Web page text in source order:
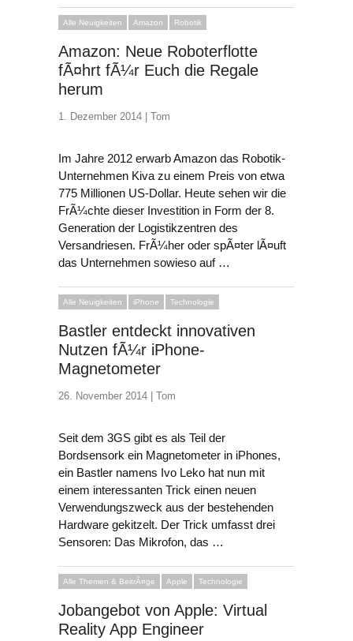
Alle Neuigkeiten Amazon Robotik
Amazon: Neue Roboterflotte
fÃ¤hrt fÃ¼r Euch die Regale
herum
1. Dezember 2014 | Tom
Im Jahre 2012 erwarb Amazon das Robotik-
Unternehmen Kiva zu einem Preis von etwa
775 Millionen US-Dollar. Heute sehen wir die
FrÃ¼chte dieser Investition in Form der 8.
Generation der Logistikzentren des
Versandriesen. FrÃ¼her oder spÃ¤ter lÃ¤uft
das Unternehmen sowieso auf …
Alle Neuigkeiten iPhone Technologie
Bastler entdeckt innovativen
Nutzen fÃ¼r iPhone-
Magnetometer
26. November 2014 | Tom
Seit dem 3GS gibt es als Teil der
Bordsensork ein Magnetometer in iPhones,
ein Bastler namens Ivo Leko hat nun mit
einem interessanten Trick einen neuen
Verwendungszweck aus der bestehenden
Hardware gekitzelt. Der Trick umfasst drei
Sensoren: Das Mikrofon, das …
Alle Themen & BeitrÃ¤ge Apple Technologie
Jobangebot von Apple: Virtual
Reality App Engineer